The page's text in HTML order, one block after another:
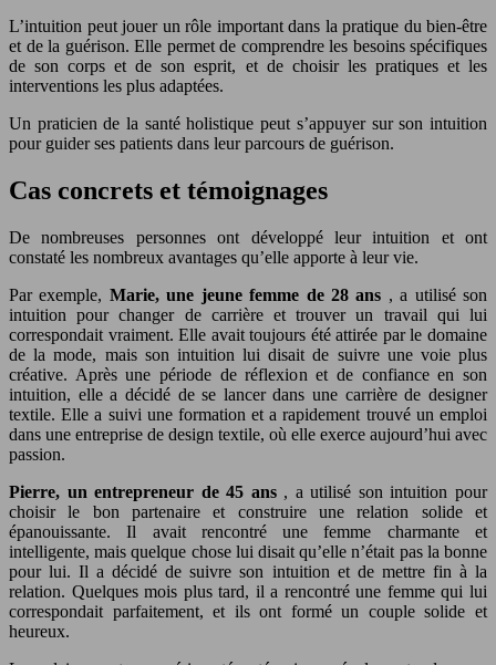
L’intuition peut jouer un rôle important dans la pratique du bien-être
et de la guérison. Elle permet de comprendre les besoins spécifiques
de son corps et de son esprit, et de choisir les pratiques et les
interventions les plus adaptées.
Un praticien de la santé holistique peut s’appuyer sur son intuition
pour guider ses patients dans leur parcours de guérison.
Cas concrets et témoignages
De nombreuses personnes ont développé leur intuition et ont
constaté les nombreux avantages qu’elle apporte à leur vie.
Par exemple, Marie, une jeune femme de 28 ans , a utilisé son
intuition pour changer de carrière et trouver un travail qui lui
correspondait vraiment. Elle avait toujours été attirée par le domaine
de la mode, mais son intuition lui disait de suivre une voie plus
créative. Après une période de réflexion et de confiance en son
intuition, elle a décidé de se lancer dans une carrière de designer
textile. Elle a suivi une formation et a rapidement trouvé un emploi
dans une entreprise de design textile, où elle exerce aujourd’hui avec
passion.
Pierre, un entrepreneur de 45 ans , a utilisé son intuition pour
choisir le bon partenaire et construire une relation solide et
épanouissante. Il avait rencontré une femme charmante et
intelligente, mais quelque chose lui disait qu’elle n’était pas la bonne
pour lui. Il a décidé de suivre son intuition et de mettre fin à la
relation. Quelques mois plus tard, il a rencontré une femme qui lui
correspondait parfaitement, et ils ont formé un couple solide et
heureux.